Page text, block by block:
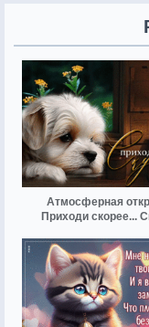
Атмосферная
Приходи скорее...